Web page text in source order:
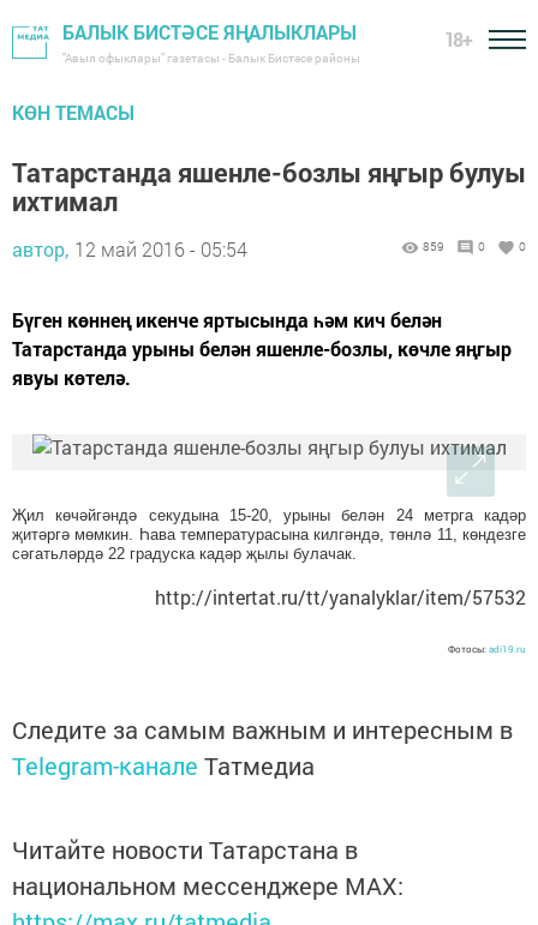
БАЛЫК БИСТӘСЕ ЯҢАЛЫКЛАРЫ
"Авыл офыклары" газетасы - Балык Бистәсе районы
18+
КӨН ТЕМАСЫ
Татарстанда яшенле-бозлы яңгыр булуы
ихтимал
автор, 12 май 2016 - 05:54 859 0 0
Бүген көннең икенче яртысында һәм кич белән
Татарстанда урыны белән яшенле-бозлы, көчле яңгыр
явуы көтелә.
Җил көчәйгәндә секудына 15-20, урыны белән 24 метрга кадәр
җитәргә мөмкин. Һава температурасына килгәндә, төнлә 11, көндезге
сәгатьләрдә 22 градуска кадәр җылы булачак.
http://intertat.ru/tt/yanalyklar/item/57532
Фотосы: adi19.ru
Следите за самым важным и интересным в
Telegram-канале Татмедиа
Читайте новости Татарстана в
национальном мессенджере MАХ: